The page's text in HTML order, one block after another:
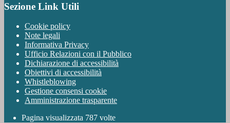
Sezione Link Utili
Cookie policy
Note legali
Informativa Privacy
Ufficio Relazioni con il Pubblico
Dichiarazione di accessibilità
Obiettivi di accessibilità
Whistleblowing
Gestione consensi cookie
Amministrazione trasparente
Pagina visualizzata 787 volte